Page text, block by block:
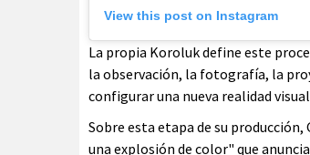
View this post on Instagram
La propia Koroluk define este
la observación, la fotografía, la
configurar una nueva realidad
Sobre esta etapa de su
una explosión de color" que